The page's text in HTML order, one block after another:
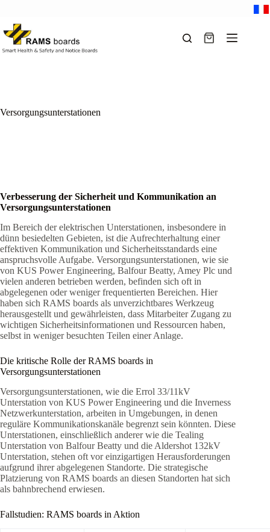
springen
Warenkorb
Versorgungsunterstationen
Verbesserung der Sicherheit und Kommunikation an
Versorgungsunterstationen
Im Bereich der elektrischen Unterstationen, insbesondere in
dünn besiedelten Gebieten, ist die Aufrechterhaltung einer
effektiven Kommunikation und Sicherheitsstandards eine
anspruchsvolle Aufgabe. Versorgungsunterstationen, wie sie
von KUS Power Engineering, Balfour Beatty, Amey Plc und
vielen anderen betrieben werden, befinden sich oft in
abgelegenen oder weniger frequentierten Bereichen. Hier
haben sich RAMS boards als unverzichtbares Werkzeug
herausgestellt und gewährleisten, dass Mitarbeiter Zugang zu
wichtigen Sicherheitsinformationen und Ressourcen haben,
selbst in weniger besuchten Teilen einer Anlage.
Die kritische Rolle der RAMS boards in
Versorgungsunterstationen
Versorgungsunterstationen, wie die Errol 33/11kV
Unterstation von KUS Power Engineering und die Inverness
Netzwerkunterstation, arbeiten in Umgebungen, in denen
reguläre Kommunikationskanäle begrenzt sein könnten. Diese
Unterstationen, einschließlich anderer wie die Tealing
Unterstation von Balfour Beatty und die Aldershot 132kV
Unterstation, stehen oft vor einzigartigen Herausforderungen
aufgrund ihrer abgelegenen Standorte. Die strategische
Platzierung von RAMS boards an diesen Standorten hat sich
als bahnbrechend erwiesen.
Fallstudien: RAMS boards in Aktion